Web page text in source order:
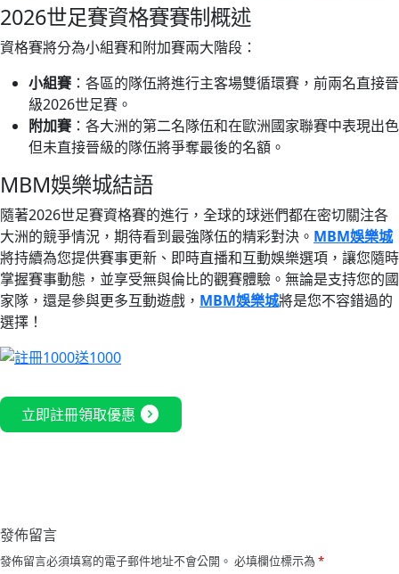
2026世足賽資格賽賽制概述
資格賽將分為小組賽和附加賽兩大階段：
小組賽 ：各區的隊伍將進行主客場雙循環賽，前兩名直接晉
級2026世足賽。
附加賽 ：各大洲的第二名隊伍和在歐洲國家聯賽中表現出色
但未直接晉級的隊伍將爭奪最後的名額。
MBM娛樂城結語
隨著2026世足賽資格賽的進行，全球的球迷們都在密切關注各
大洲的競爭情況，期待看到最強隊伍的精彩對決。 MBM娛樂城
將持續為您提供賽事更新、即時直播和互動娛樂選項，讓您隨時
掌握賽事動態，並享受無與倫比的觀賽體驗。無論是支持您的國
家隊，還是參與更多互動遊戲， MBM娛樂城將是您不容錯過的
選擇！
立即註冊領取優惠 expand_circle_right
發佈留言
發佈留言必須填寫的電子郵件地址不會公開。 必填欄位標示為 *